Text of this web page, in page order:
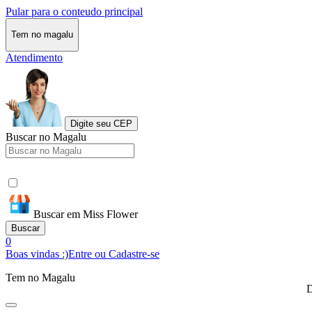
Pular para o conteudo principal
Tem no magalu
Atendimento
Digite seu CEP
Buscar no Magalu
Buscar em Miss Flower
Buscar
0
Boas vindas :)Entre ou Cadastre-se
Tem no Magalu